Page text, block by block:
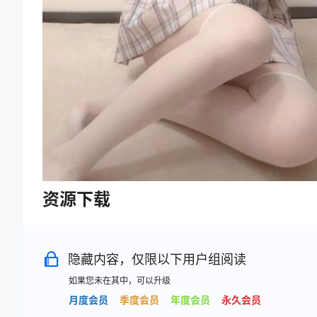
资源下载
隐藏内容，仅限以下用户组阅读
如果您未在其中，可以升级
月度会员 季度会员 年度会员 永久会员